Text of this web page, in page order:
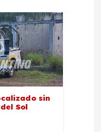
sin
Sol